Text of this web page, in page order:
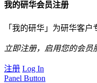
我的研华会员注册
「我的研华」为研华客
立即注册，启用您的会员
注册 Log In
Panel Button